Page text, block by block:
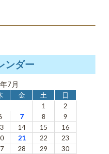
ンダー
7月
金 土
日
1
2
7 8
9
14 15
16
21 22
23
28 29
30